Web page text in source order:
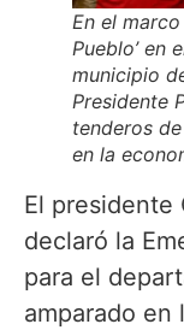
En el
Pueblo’ en
municipio
Presidente
tenderos
en la
El presidente
declaró la
para el
amparado en